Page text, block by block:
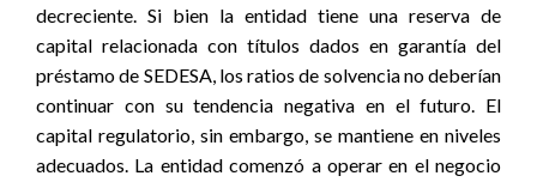
decreciente. Si bien la entidad tiene una reserva de
capital relacionada con títulos dados en garantía del
préstamo de SEDESA, los ratios de solvencia no deberían
continuar con su tendencia negativa en el futuro. El
capital regulatorio, sin embargo, se mantiene en niveles
adecuados. La entidad comenzó a operar en el negocio